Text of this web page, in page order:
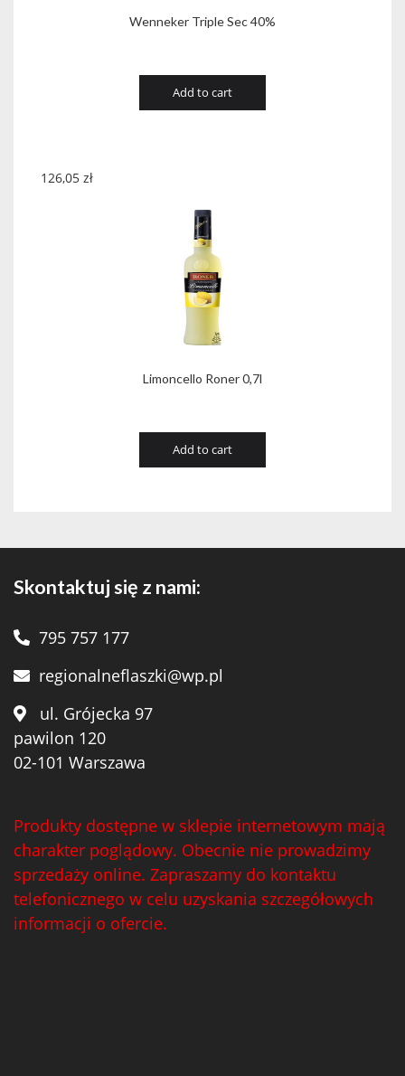
Wenneker Triple Sec 40%
Add to cart
Limoncello Roner 0,7l
126,05 zł
Add to cart
Skontaktuj się z nami:
795 757 177
regionalneflaszki@wp.pl
ul. Grójecka 97
pawilon 120
02-101 Warszawa
Produkty dostępne w sklepie internetowym mają
charakter poglądowy. Obecnie nie prowadzimy
sprzedaży online. Zapraszamy do kontaktu
telefonicznego w celu uzyskania szczegółowych
informacji o ofercie.